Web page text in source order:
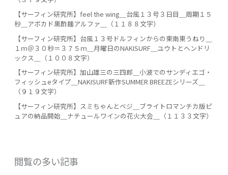
【サーフィン研究所】feel the wing＿台風１３号３日目＿周期１５
秒＿アボカド黒酢麺アルファ＿（１１８８文字）
【サーフィン研究所】台風１３号ドルフィンからの東南東うねり＿
１ｍ＠３０秒＝３７５ｍ＿月曜日のNAKISURF＿ユウトとヘンドリ
ックス＿（１００８文字）
【サーフィン研究所】加山雄三の三四郎＿小波でのサンディエゴ・
フィッシュeタイプ＿NAKISURF新作SUMMER BREEZEシリーズ＿
（９１９文字）
【サーフィン研究所】スミちゃんとベジ＿ブライトロマンチカ版ピ
ュアの納品開始＿ナチュールワインの花火大会＿（１１３３文字）
閲覧の多い記事